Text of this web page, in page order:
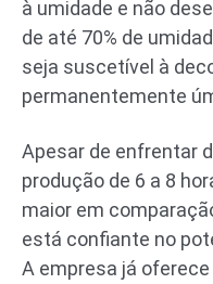
à umidade e não
de até 70% de
seja suscetível à
permanentemente
Apesar de enfrentar
produção de 6 a 8
maior em
está confiante no
A empresa já